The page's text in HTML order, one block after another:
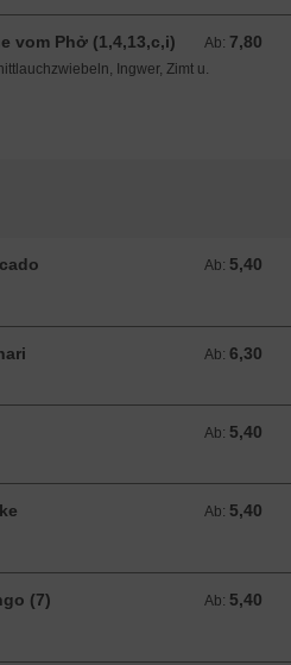
vom Phở (1,4,13,c,i) Ab: 7,80
Ab: 7,80 EUR
Ingwer, Zimt u.
Ab: 5,40
Ab: 5,40 EUR
Ab: 6,30
Ab: 6,30 EUR
Ab: 5,40
Ab: 5,40 EUR
Ab: 5,40
Ab: 5,40 EUR
(7) Ab: 5,40
Ab: 5,40 EUR